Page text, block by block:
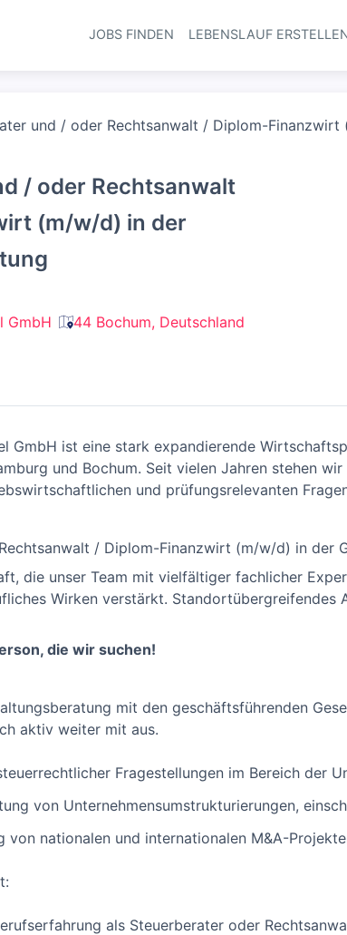
JOBS FINDEN LEBENSLAUF
und / oder Rechtsanwalt / Diplom-
/ oder Rechtsanwalt
(m/w/d) in der
GmbH
44 Bochum, Deutschland
GmbH ist eine stark expandierende
und Bochum. Seit vielen Jahren stehen
und prüfungsrelevanten
/ Diplom-Finanzwirt (m/w/d) in der
die unser Team mit vielfältiger fachlicher
Wirken verstärkt. Standortübergreifendes
die wir suchen!
mit den geschäftsführenden
aktiv weiter mit aus.
Fragestellungen im Bereich der
von Unternehmensumstrukturierungen,
von nationalen und internationalen M&A-
als Steuerberater oder